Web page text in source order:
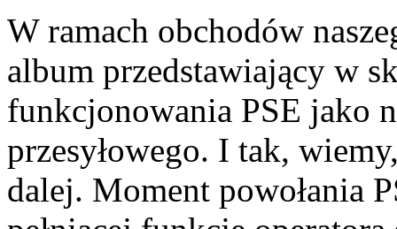
W ramach obchodów
album przedstawiający w
funkcjonowania PSE jako
przesyłowego. I tak,
dalej. Moment powołania